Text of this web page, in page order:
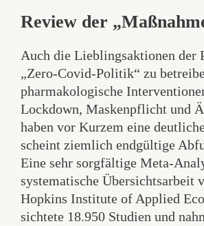
Review der
Auch die Lieblingsaktionen der
„Zero-Covid-Politik“ zu
pharmakologische
Lockdown, Maskenpflicht und
haben vor Kurzem eine
scheint ziemlich endgültige
Eine sehr sorgfältige Meta-
systematische Übersichtsarbeit
Hopkins Institute of Applied
sichtete 18.950 Studien und